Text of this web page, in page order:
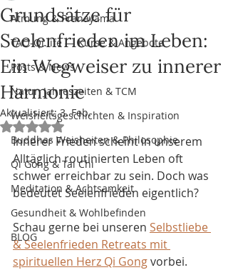
Atmung & Pranayama
TAO-Qi.life — Kurse & Angebote
Posts & News
Natur, Jahreszeiten & TCM
Weisheitsgeschichten & Inspiration
Buddhas Weisheiten & Philosophie
Qi Gong & Tai Chi
Meditation & Achtsamkeit
Gesundheit & Wohlbefinden
BLOG
Grundsätze für
Seelenfrieden im Leben:
Ein Wegweiser zu innerer
Harmonie
Aktualisiert:3. Feb.
Mit NaN von 5 Sternen bewertet.
Innerer Frieden scheint in unserem
Alltäglich routinierten Leben oft
schwer erreichbar zu sein. Doch was
bedeutet Seelenfrieden eigentlich?
Schau gerne bei unseren Selbstliebe
& Seelenfrieden Retreats mit
spirituellen Herz Qi Gong vorbei.